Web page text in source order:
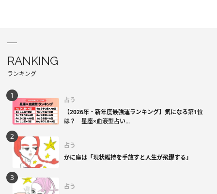
RANKING
ランキング
占う
【2026年・新年度最強運ランキング】気になる第1位
は？ 星座×血液型占い...
占う
かに座は「現状維持を手放すと人生が飛躍する」
占う